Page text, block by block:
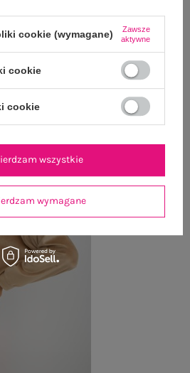
OGLĄDANE
Zobacz wszystko
cookie (wymagane)
Zawsze
aktywne
cookie
cookie
wymagane
wszystkie